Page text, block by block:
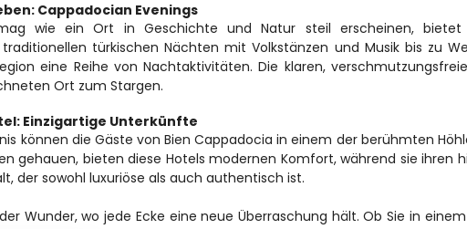
Cappadocian Evenings
wie ein Ort in Geschichte und Natur steil erscheinen,
türkischen Nächten mit Volkstänzen und Musik bis zu
eine Reihe von Nachtaktivitäten. Die klaren,
Ort zum Stargen.
Einzigartige Unterkünfte
können die Gäste von Bien Cappadocia in einem der berühmten
gehauen, bieten diese Hotels modernen Komfort, während sie ihren
der sowohl luxuriöse als auch authentisch ist.
Wunder, wo jede Ecke eine neue Überraschung hält. Ob Sie in